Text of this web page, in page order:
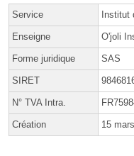
Service Institut
Enseigne O'joli
Forme juridique SAS
SIRET
N° TVA Intra.
Création 15